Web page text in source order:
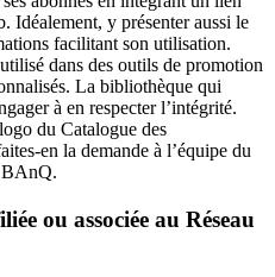
Idéalement, y présenter aussi le
facilitant son utilisation.
dans des outils de promotion
La bibliothèque qui
à en respecter l’intégrité.
du Catalogue des
en la demande à l’équipe du
BAnQ.
ou associée au Réseau